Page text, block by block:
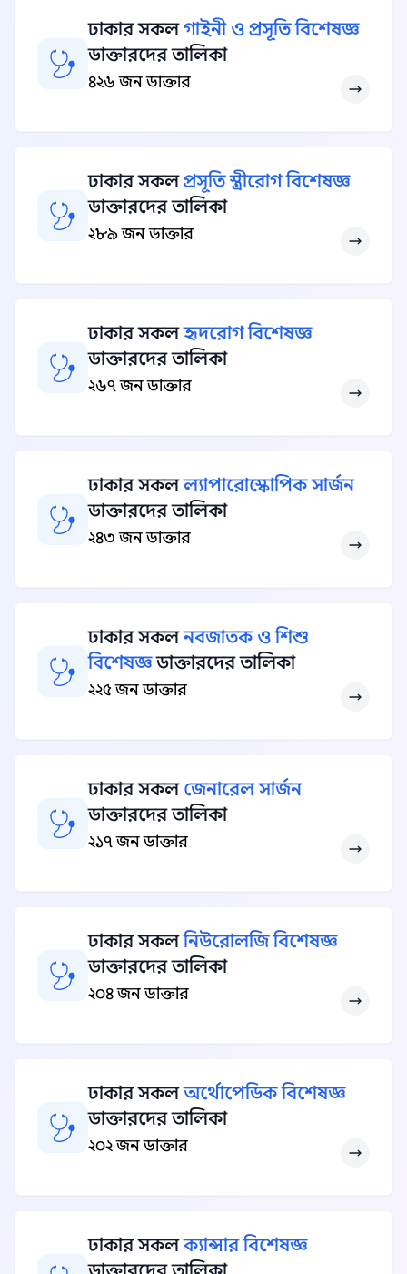
ঢাকার সকলগাইনী ও প্রসূতি বিশেষজ্ঞ
ডাক্তারদের তালিকা
৪২৬ জন ডাক্তার
ঢাকার সকলপ্রসূতি স্ত্রীরোগ বিশেষজ্ঞ
ডাক্তারদের তালিকা
২৮৯ জন ডাক্তার
ঢাকার সকলহৃদরোগ বিশেষজ্ঞ
ডাক্তারদের তালিকা
২৬৭ জন ডাক্তার
ঢাকার সকলল্যাপারোস্কোপিক সার্জন
ডাক্তারদের তালিকা
২৪৩ জন ডাক্তার
ঢাকার সকলনবজাতক ও শিশু
বিশেষজ্ঞডাক্তারদের তালিকা
২২৫ জন ডাক্তার
ঢাকার সকল জেনারেল সার্জন
ডাক্তারদের তালিকা
২১৭ জন ডাক্তার
ঢাকার সকলনিউরোলজি বিশেষজ্ঞ
ডাক্তারদের তালিকা
২০৪ জন ডাক্তার
ঢাকার সকলঅর্থোপেডিক বিশেষজ্ঞ
ডাক্তারদের তালিকা
২০২ জন ডাক্তার
ঢাকার সকলক্যান্সার বিশেষজ্ঞ